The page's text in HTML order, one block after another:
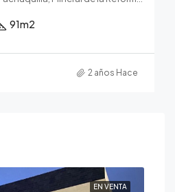
91m2
2 años Hace
EN VENTA